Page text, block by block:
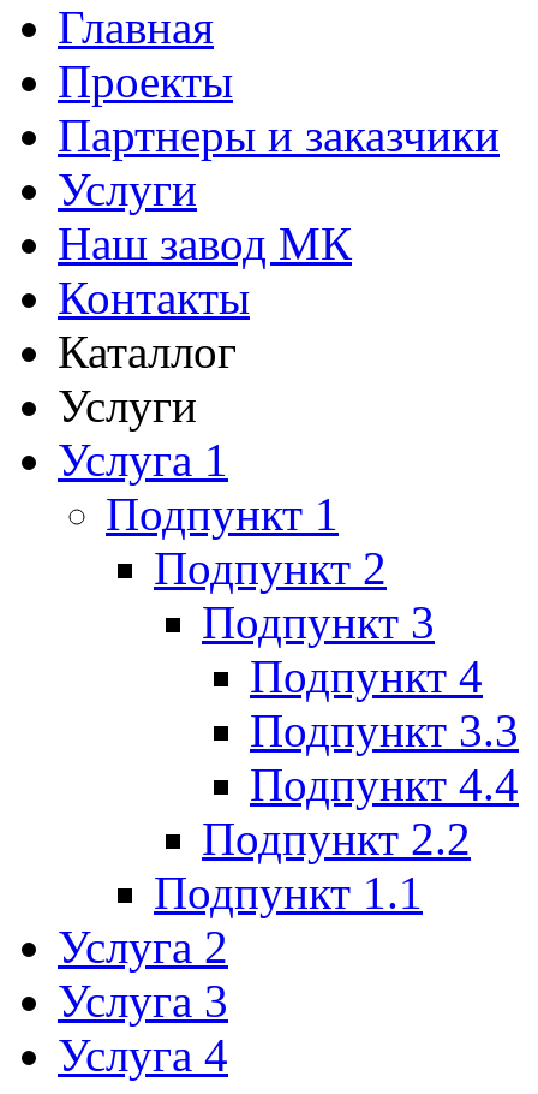
Главная
Проекты
Партнеры и заказчики
Услуги
Наш завод МК
Контакты
Каталлог
Услуги
Услуга 1
Подпункт 1
Подпункт 2
Подпункт 3
Подпункт 4
Подпункт 3.3
Подпункт 4.4
Подпункт 2.2
Подпункт 1.1
Услуга 2
Услуга 3
Услуга 4